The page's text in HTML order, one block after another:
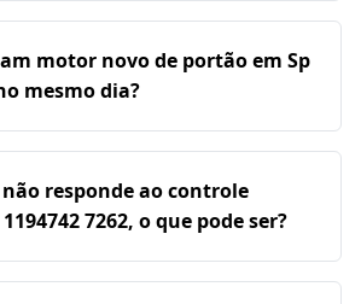
motor novo de portão em Sp
mesmo dia?
responde ao controle
7262, o que pode ser?